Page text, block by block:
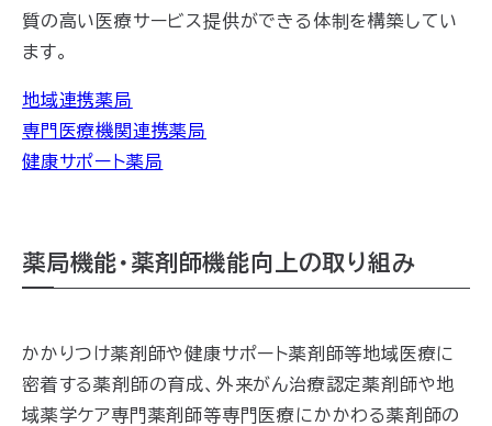
質の高い医療サービス提供ができる体制を構築してい
ます。
地域連携薬局
専門医療機関連携薬局
健康サポート薬局
薬局機能・薬剤師機能向上の取り組み
かかりつけ薬剤師や健康サポート薬剤師等地域医療に
密着する薬剤師の育成、外来がん治療認定薬剤師や地
域薬学ケア専門薬剤師等専門医療にかかわる薬剤師の